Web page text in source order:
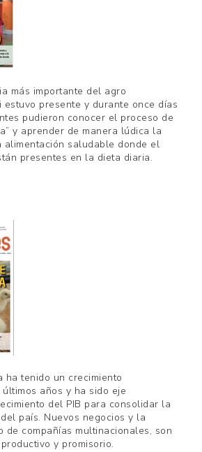
más importante del agro
estuvo presente y durante once días
pudieron conocer el proceso de
y aprender de manera lúdica la
alimentación saludable donde el
presentes en la dieta diaria.
ha tenido un crecimiento
años y ha sido eje
del PIB para consolidar la
país. Nuevos negocios y la
de compañías multinacionales, son
y promisorio.